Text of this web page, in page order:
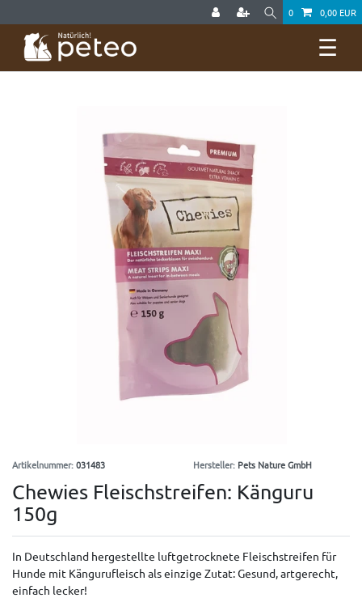
0 0,00 EUR
☰
Artikelnummer:031483 Hersteller: Pets Nature GmbH
Chewies Fleischstreifen: Känguru
150g
In Deutschland hergestellte luftgetrocknete Fleischstreifen für
Hunde mit Kängurufleisch als einzige Zutat: Gesund, artgerecht,
einfach lecker!